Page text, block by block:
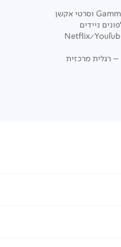
ניידים
Netflix/
רגלית מרכזית